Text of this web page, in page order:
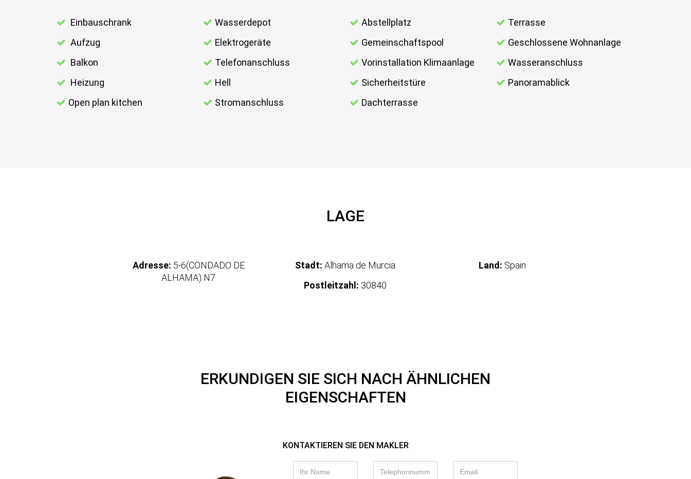
Einbauschrank
Aufzug
Balkon
Heizung
Open plan kitchen
Wasserdepot
Elektrogeräte
Telefonanschluss
Hell
Stromanschluss
Abstellplatz
Gemeinschaftspool
Vorinstallation Klimaanlage
Sicherheitstüre
Dachterrasse
Terrasse
Geschlossene Wohnanlage
Wasseranschluss
Panoramablick
LAGE
Adresse: 5-6(CONDADO DE
ALHAMA) N7
Stadt: Alhama de Murcia
Postleitzahl: 30840
Land: Spain
ERKUNDIGEN SIE SICH NACH ÄHNLICHEN
EIGENSCHAFTEN
KONTAKTIEREN SIE DEN MAKLER